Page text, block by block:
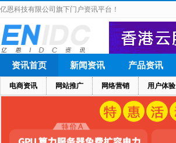
亿恩科技有限公司旗下门户资讯平台！
资讯首页
电商资讯 网站推广 网络营销 用户体验
新闻资讯 产品资讯